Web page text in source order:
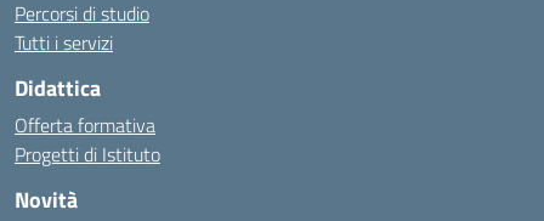
Percorsi di studio
Tutti i servizi
Didattica
Offerta formativa
Progetti di Istituto
Novità